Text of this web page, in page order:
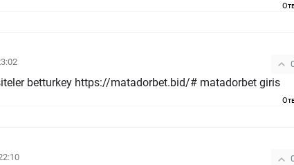
betturkey https://matadorbet.bid/# matadorbet giris